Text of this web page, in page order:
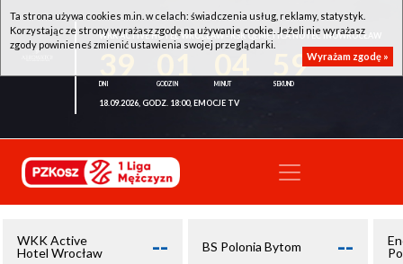
WKK ACTIVE HOTEL WROCŁAW - KSK QEMETICA NOTEĆ INOWROCŁAW
58
18.09.2026, GODZ. 18:00, EMOCJE TV
WKK Active
Hotel Wrocław
-- BS Polonia Bytom --
Ta strona używa cookies m.in. w celach: świadczenia usług, reklamy, statystyk.
Korzystając ze strony wyrażasz zgodę na używanie cookie. Jeżeli nie wyrażasz
zgody powinieneś zmienić ustawienia swojej przeglądarki.
Wyrażam zgodę »